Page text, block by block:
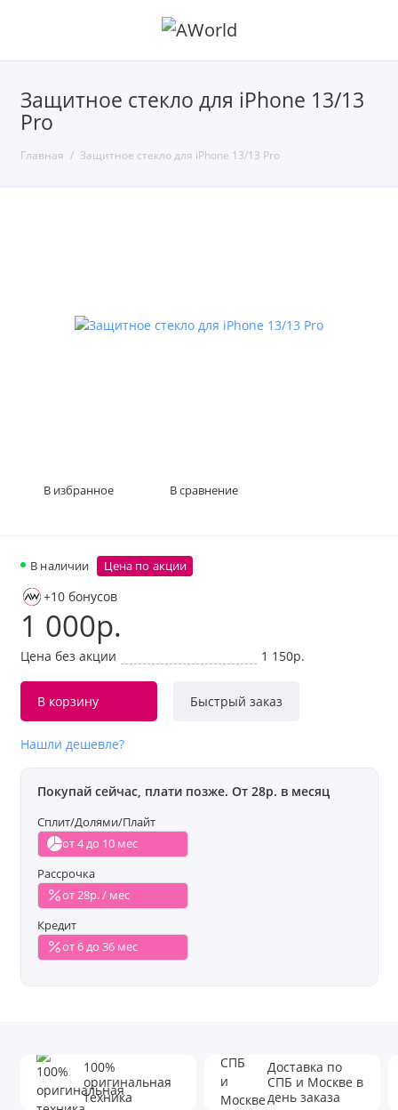
Защитное стекло для iPhone 13/13
Pro
Главная Защитное стекло для iPhone 13/13 Pro
В наличии Цена по акции
+10 бонусов
1 000р.
Цена без акции 1 150р.
В корзину Быстрый заказ
Нашли дешевле?
Покупай сейчас, плати позже. От 28р. в месяц
Сплит/Долями/Плайт
от 4 до 10 мес
Рассрочка
от 28р. / мес
Кредит
от 6 до 36 мес
В избранное В сравнение
100%
оригинальная
техника
Доставка по
СПБ и Москве в
день заказа